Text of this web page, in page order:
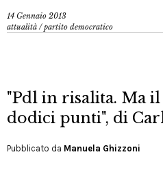
14 Gennaio 2013
attualità /partito democratico
"Pdl in risalita. Ma
dodici punti", di
Pubblicato da Manuela Ghizzoni